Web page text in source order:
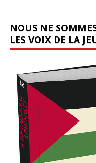
NOUS NE
LES VOIX DE LA